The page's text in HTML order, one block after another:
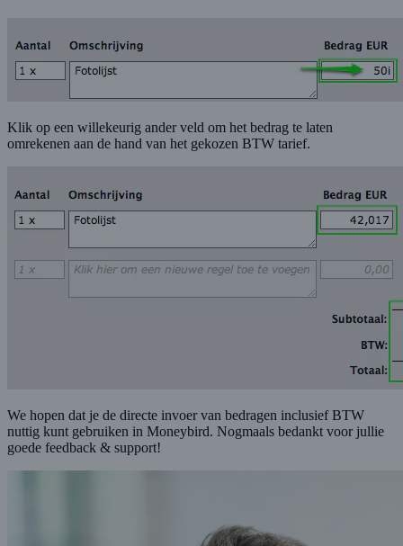
Klik op een willekeurig ander veld om het bedrag te laten
omrekenen aan de hand van het gekozen BTW tarief.
We hopen dat je de directe invoer van bedragen inclusief BTW
nuttig kunt gebruiken in Moneybird. Nogmaals bedankt voor jullie
goede feedback & support!